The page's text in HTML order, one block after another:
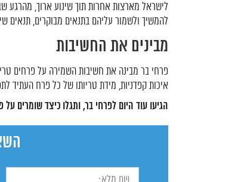
לישראל מארצות אחרות תוך שינוע ארוך, מהרגע
להמשיך ולשמור עליהם בתנאים מבוקרים, תנאים
מבינים את החשיבות
פרחי בר מבינה את חשיבות השמירה על פרחים
איכות קפדניות, מידת טריותו של כל פרח העתיד
הגיעו עוד היום לפרחי בר, ותגלו כיצד שומרים